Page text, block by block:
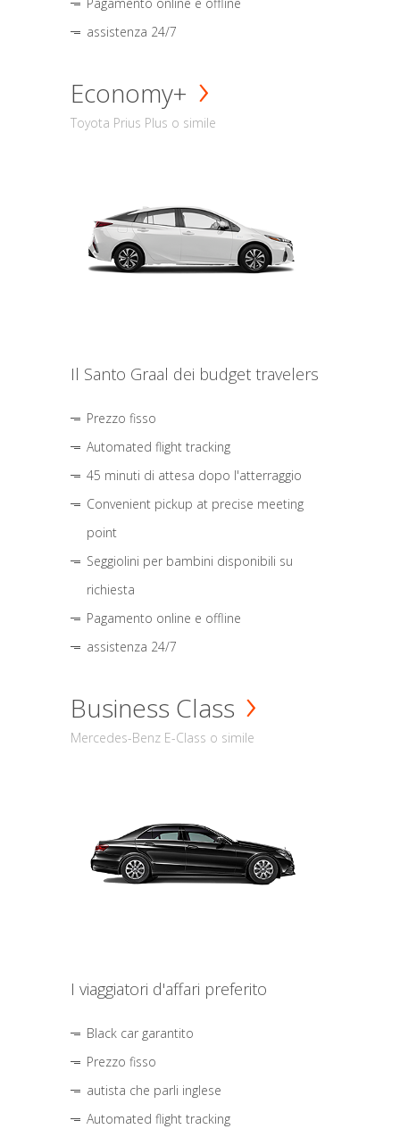
assistenza 24/7
Economy+
Toyota Prius Plus o simile
Il Santo Graal dei budget travelers
Prezzo fisso
Automated flight tracking
45 minuti di attesa dopo l'atterraggio
Convenient pickup at precise meeting
point
Seggiolini per bambini disponibili su
richiesta
Pagamento online e offline
assistenza 24/7
Business Class
Mercedes-Benz E-Class o simile
I viaggiatori d'affari preferito
Black car garantito
Prezzo fisso
autista che parli inglese
Automated flight tracking